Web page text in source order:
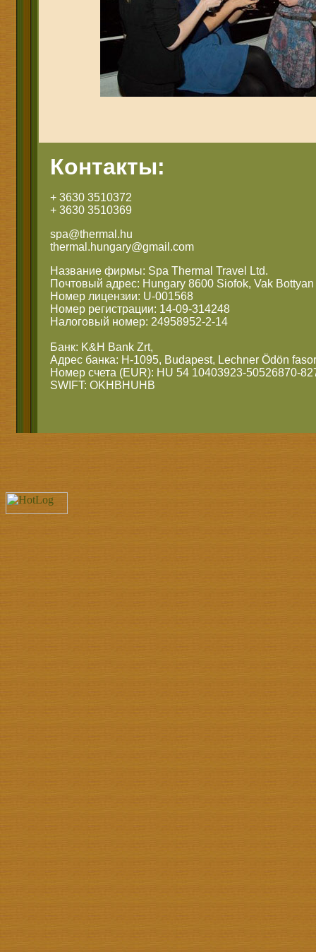
Контакты:
+ 3630 3510372
+ 3630 3510369
spa@thermal.hu
thermal.hungary@gmail.com
Название фирмы: Spa Thermal Travel Ltd.
Почтовый адрес: Hungary 8600 Siofok, Vak Bottyan
Номер лицензии: U-001568
Номер регистрации: 14-09-314248
Налоговый номер: 24958952-2-14
Банк: K&H Bank Zrt,
Адрес банка: H-1095, Budapest, Lechner Ödön
Номер счета (EUR): HU 54 10403923-50526870-
SWIFT: OKHBHUHB